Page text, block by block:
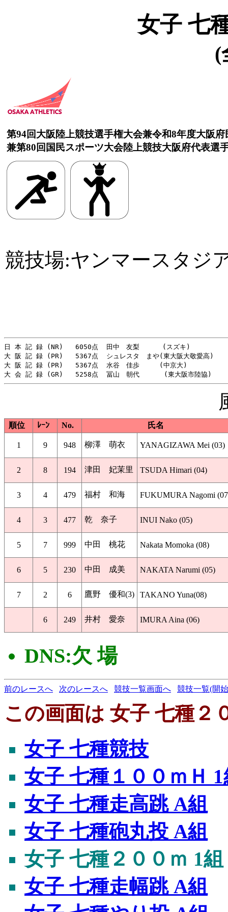
女子 七
(
第94回大阪陸上競技選手権大会兼令和8年度大阪
兼第80回国民スポーツ大会陸上競技大阪府代表選
競技場:ヤンマースタジ
日 本 記 録 (NR)   6050点  田中　友梨　    (スズキ)     　　　
大 阪 記 録 (PR)   5367点  シュレスタ　まや(東大阪大敬愛高)
大 阪 記 録 (PR)   5367点  水谷　佳歩　　　(中京大)
順位 ﾚｰﾝ No. 氏名
1 9 948 柳澤 萌衣 YANAGIZAWA Mei (03)
2 8 194 津田 妃茉里 TSUDA Himari (04)
3 4 479 福村 和海 FUKUMURA Nagomi
4 3 477 乾 奈子 INUI Nako (05)
5 7 999 中田 桃花 Nakata Momoka (08)
6 5 230 中田 成美 NAKATA Narumi (05)
7 2 6 鷹野 優和(3) TAKANO Yuna(08)
6 249 井村 愛奈 IMURA Aina (06)
DNS:欠 場
前のレースへ 次のレースへ 競技一覧画面へ 競技一覧(開
この画面は 女子 七種２
女子 七種競技
女子 七種１００ｍＨ 1
女子 七種走高跳 A組
女子 七種砲丸投 A組
女子 七種２００ｍ 1組
女子 七種走幅跳 A組